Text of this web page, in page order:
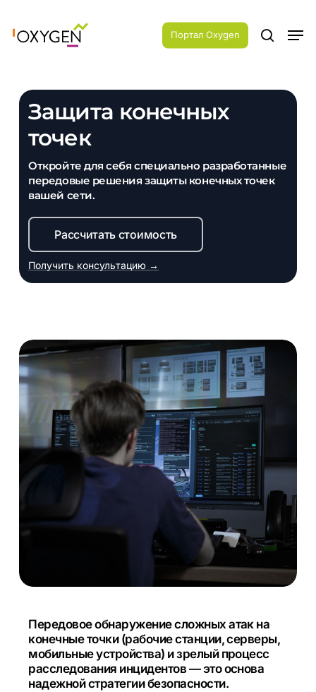
main
Портал Oxygen search
Защита конечных
точек
Откройте для себя специально разработанные
передовые решения защиты конечных точек
вашей сети.
Рассчитать стоимость
Получить консультацию →
Передовое обнаружение сложных атак на
конечные точки (рабочие станции, серверы,
мобильные устройства) и зрелый процесс
расследования инцидентов — это основа
надежной стратегии безопасности.